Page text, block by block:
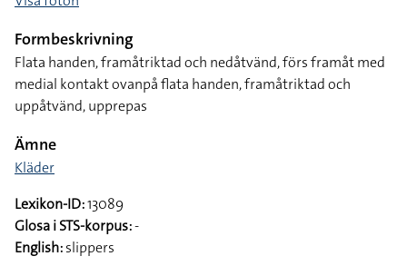
Formbeskrivning
Flata handen, framåtriktad och nedåtvänd, förs framåt med
medial kontakt ovanpå flata handen, framåtriktad och
uppåtvänd, upprepas
Ämne
Kläder
Lexikon-ID:13089
Glosa i STS-korpus:-
English:slippers